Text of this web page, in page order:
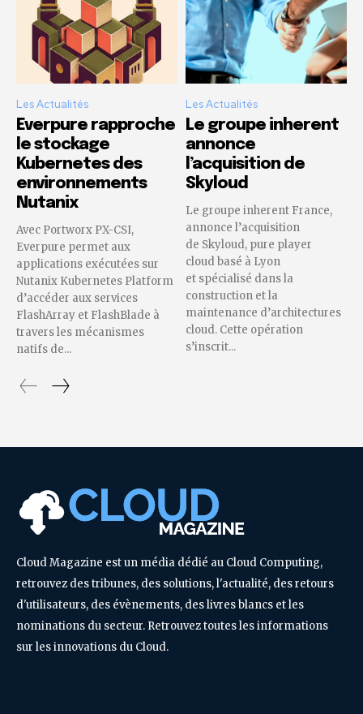
Les Actualités
Everpure rapproche
le stockage
Kubernetes des
environnements
Nutanix
Avec Portworx PX-CSI,
Everpure permet aux
applications exécutées sur
Nutanix Kubernetes Platform
d’accéder aux services
FlashArray et FlashBlade à
travers les mécanismes
natifs de...
Les Actualités
Le groupe inherent
annonce
l’acquisition de
Skyloud
Le groupe inherent France,
annonce l’acquisition
de Skyloud, pure player
cloud basé à Lyon
et spécialisé dans la
construction et la
maintenance d’architectures
cloud. Cette opération
s’inscrit...
Cloud Magazine est un média dédié au Cloud Computing,
retrouvez des tribunes, des solutions, l'actualité, des retours
d'utilisateurs, des évènements, des livres blancs et les
nominations du secteur. Retrouvez toutes les informations
sur les innovations du Cloud.